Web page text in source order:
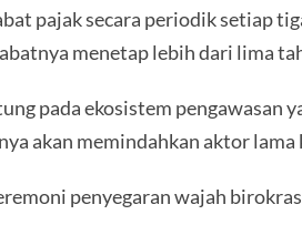
pajak secara periodik setiap
menetap lebih dari lima
pada ekosistem pengawasan
akan memindahkan aktor lama
penyegaran wajah